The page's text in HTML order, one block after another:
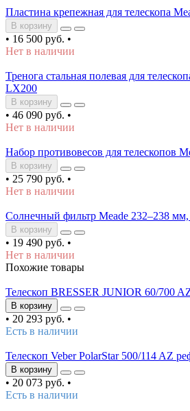
Пластина крепежная для телескопа
В корзину
• 16 500 руб. •
Нет в наличии
Тренога стальная полевая для
LX200
В корзину
• 46 090 руб. •
Нет в наличии
Набор противовесов для телескопов
В корзину
• 25 790 руб. •
Нет в наличии
Солнечный фильтр Meade 232–238
В корзину
• 19 490 руб. •
Нет в наличии
Похожие товары
Телескоп BRESSER JUNIOR 60/700
В корзину
• 20 293 руб. •
Есть в наличии
Телескоп Veber PolarStar 500/114 AZ
В корзину
• 20 073 руб. •
Есть в наличии